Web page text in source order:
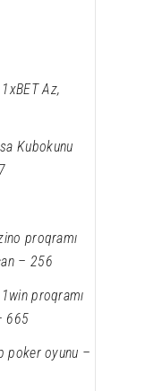
Az,
Kubokunu
proqramı
– 256
proqramı
665
poker oyunu –